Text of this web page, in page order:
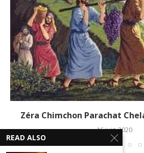
Zéra Chimchon Parachat
16 juin 2020
READ ALSO